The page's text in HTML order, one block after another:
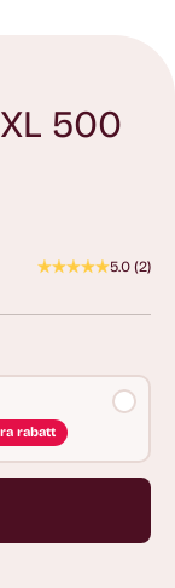
500
5.0 (2)
rabatt